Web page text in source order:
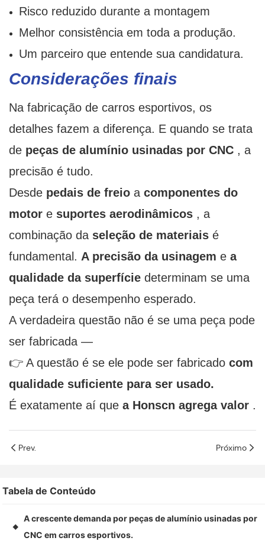
Risco reduzido durante a montagem
Melhor consistência em toda a produção.
Um parceiro que entende sua candidatura.
Considerações finais
Na fabricação de carros esportivos, os
detalhes fazem a diferença. E quando se trata
de peças de alumínio usinadas por CNC , a
precisão é tudo.
Desde pedais de freio a componentes do
motor e suportes aerodinâmicos , a
combinação da seleção de materiais é
fundamental. A precisão da usinagem e a
qualidade da superfície determinam se uma
peça terá o desempenho esperado.
A verdadeira questão não é se uma peça pode
ser fabricada —
👉 A questão é se ele pode ser fabricado com
qualidade suficiente para ser usado.
É exatamente aí que a Honscn agrega valor .
Prev. Próximo
Tabela de Conteúdo
◆
A crescente demanda por peças de alumínio usinadas por
CNC em carros esportivos.